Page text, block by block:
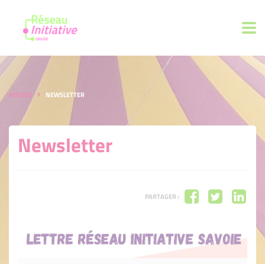
ACCUEIL NEWSLETTER
Newsletter
PARTAGER :